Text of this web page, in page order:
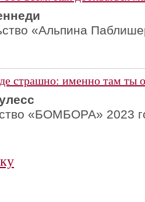
«Альпина
страшно: именно там ты
«БОМБОРА» 2023